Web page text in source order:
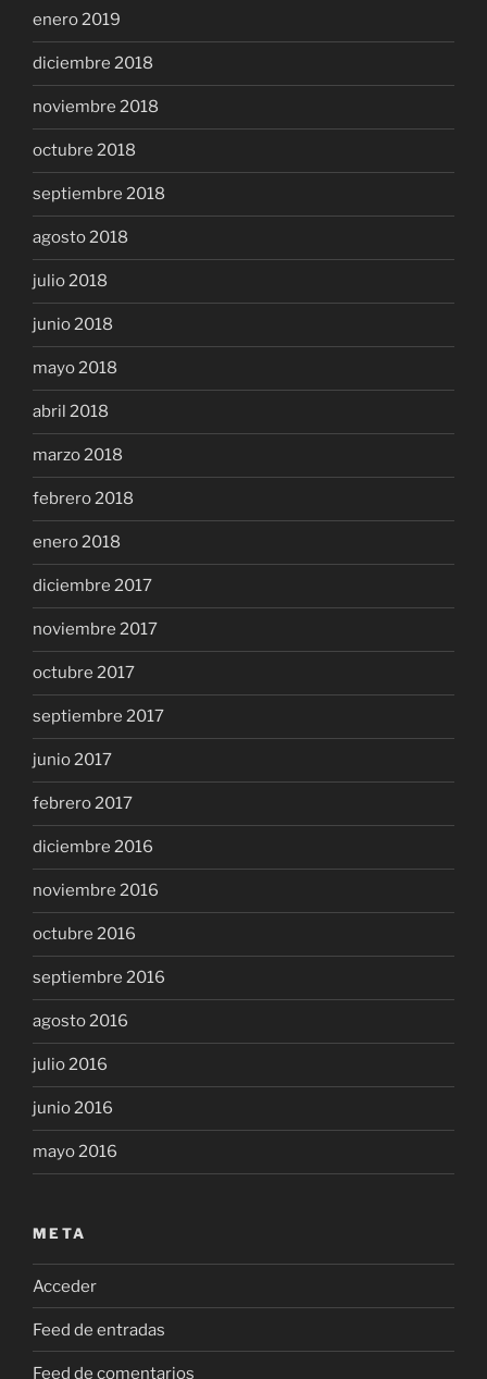
enero 2019
diciembre 2018
noviembre 2018
octubre 2018
septiembre 2018
agosto 2018
julio 2018
junio 2018
mayo 2018
abril 2018
marzo 2018
febrero 2018
enero 2018
diciembre 2017
noviembre 2017
octubre 2017
septiembre 2017
junio 2017
febrero 2017
diciembre 2016
noviembre 2016
octubre 2016
septiembre 2016
agosto 2016
julio 2016
junio 2016
mayo 2016
META
Acceder
Feed de entradas
Feed de comentarios